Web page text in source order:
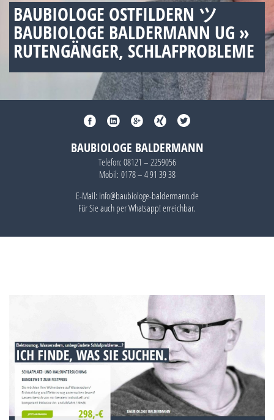
BAUBIOLOGE OSTFILDERN ツ
BAUBIOLOGE BALDERMANN UG »
RUTENGÄNGER, SCHLAFPROBLEME
BAUBIOLOGE BALDERMANN
Telefon: 08121 – 2259056
Mobil: 0178 – 4 91 39 38
E-Mail: info@baubiologe-baldermann.de
Für Sie auch perWhatsapp!erreichbar.